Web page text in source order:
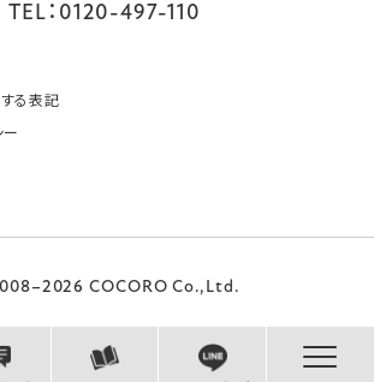
TEL：0120-497-110
る表記
ー
COCORO Co.,Ltd.